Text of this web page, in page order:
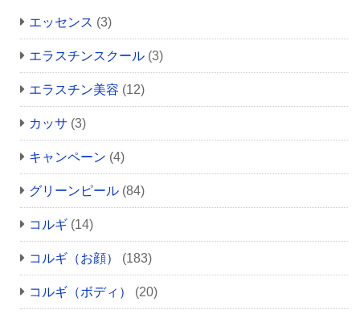
エッセンス (3)
エラスチンスクール (3)
エラスチン美容 (12)
カッサ (3)
キャンペーン (4)
グリーンピール (84)
コルギ (14)
コルギ（お顔） (183)
コルギ（ボディ） (20)